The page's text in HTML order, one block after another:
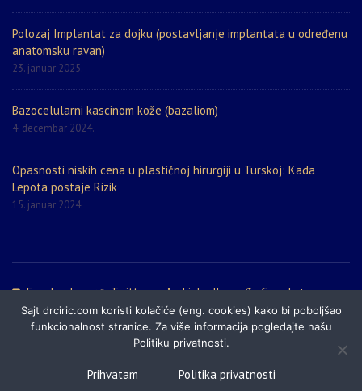
Polozaj Implantat za dojku (postavljanje implantata u određenu
anatomsku ravan)
23. januar 2025.
Bazocelularni kascinom kože (bazaliom)
4. decembar 2024.
Opasnosti niskih cena u plastičnoj hirurgiji u Turskoj: Kada
Lepota postaje Rizik
15. januar 2024.
Facebook Twitter LinkedIn
Google+
Politika privatnosti
Prijatelji sajta Mapa sajta
Sajt drciric.com koristi kolačiće (eng. cookies) kako bi poboljšao
funkcionalnost stranice. Za više informacija pogledajte našu
Politiku privatnosti.
Prihvatam Politika privatnosti